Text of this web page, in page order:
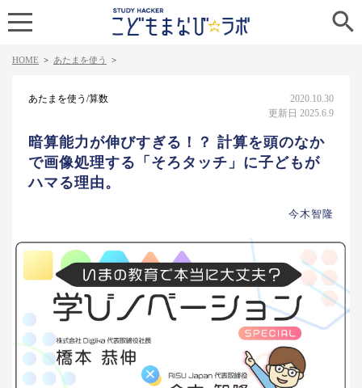

HOME > あたまを使う >
あたまを使う/算数
2020.10.30
更新日 2025.6.9
暗算能力が伸びすぎる！？ 計算を頭のなか
で画像処理する「そろタッチ」に子どもが
ハマる理由。
今木智隆